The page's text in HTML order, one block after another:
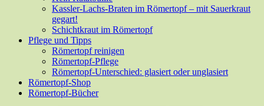
Kassler-Lachs-Braten im Römertopf – mit Sauerkraut
gegart!
Schichtkraut im Römertopf
Pflege und Tipps
Römertopf reinigen
Römertopf-Pflege
Römertopf-Unterschied: glasiert oder unglasiert
Römertopf-Shop
Römertopf-Bücher